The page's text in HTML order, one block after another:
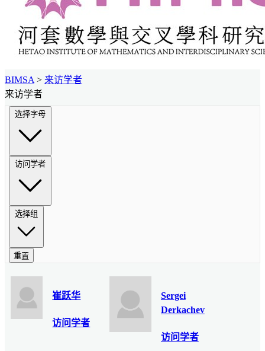
BIMSA > 来访学者
来访学者
选择字母
访问学者
选择组
重置
崔跃华
访问学者
Sergei
Derkachev
访问学者